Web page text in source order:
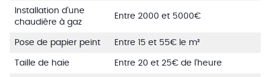
Installation d’une
chaudière à gaz
Entre 2000 et 5000€
Pose de papier peint Entre 15 et 55€ le m²
Taille de haie Entre 20 et 25€ de l’heure